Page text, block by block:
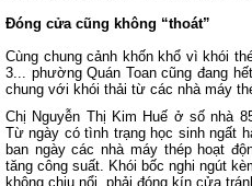
Đóng cửa cũng không “thoát”
Cùng chung cảnh khốn khổ vì khói
3... phường Quán Toan cũng đang
chung với khói thải từ các nhà máy
Chị Nguyễn Thị Kim Huế ở số nhà
Từ ngày có tình trạng học sinh ngất
ban ngày các nhà máy thép hoạt
tăng công suất. Khói bốc nghi ngút
không chịu nổi, phải đóng kín cửa